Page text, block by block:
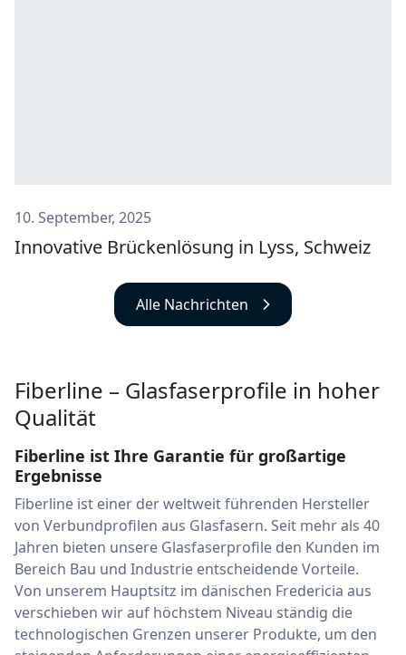
10. September, 2025
Innovative Brückenlösung in Lyss, Schweiz
Alle Nachrichten
Fiberline – Glasfaserprofile in hoher
Qualität
Fiberline ist Ihre Garantie für großartige
Ergebnisse
Fiberline ist einer der weltweit führenden Hersteller
von Verbundprofilen aus Glasfasern. Seit mehr als 40
Jahren bieten unsere Glasfaserprofile den Kunden im
Bereich Bau und Industrie entscheidende Vorteile.
Von unserem Hauptsitz im dänischen Fredericia aus
verschieben wir auf höchstem Niveau ständig die
technologischen Grenzen unserer Produkte, um den